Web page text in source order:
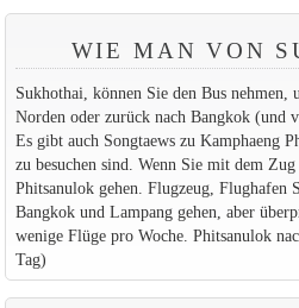
WIE MAN VON
Sukhothai, können Sie den Bus nehmen,
Norden oder zurück nach Bangkok (und
Es gibt auch Songtaews zu Kamphaeng
zu besuchen sind. Wenn Sie mit dem
Phitsanulok gehen. Flugzeug, Flughafen
Bangkok und Lampang gehen, aber
wenige Flüge pro Woche. Phitsanulok
Tag)